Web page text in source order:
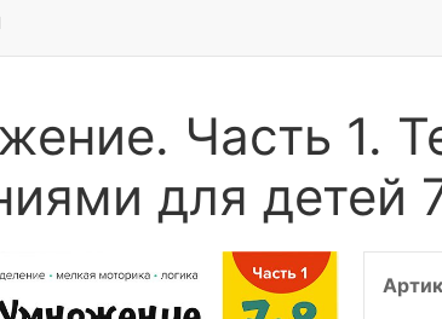
Часть 1.
для детей